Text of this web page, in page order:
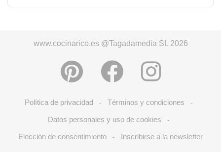
www.cocinarico.es @Tagadamedia SL 2026
Política de privacidad - Términos y condiciones -
Datos personales y uso de cookies -
Elección de consentimiento - Inscribirse a la newsletter